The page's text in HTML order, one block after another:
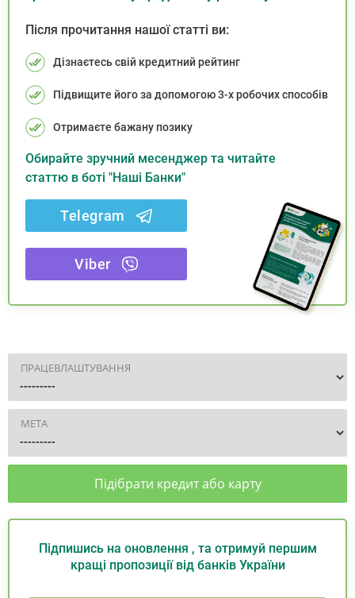
Після прочитання нашої статті ви:
Дізнаєтесь свій кредитний рейтинг
Підвищите його за допомогою 3-х робочих способів
Отримаєте бажану позику
Обирайте зручний месенджер та читайте
статтю в боті "Наші Банки"
Telegram
Viber
ПРАЦЕВЛАШТУВАННЯ
МЕТА
Підібрати кредит або карту
Підпишись на оновлення , та отримуй першим
кращі пропозиції від банків України